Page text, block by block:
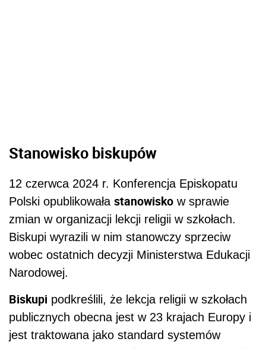
Stanowisko biskupów
12 czerwca 2024 r. Konferencja Episkopatu
Polski opublikowała stanowisko w sprawie
zmian w organizacji lekcji religii w szkołach.
Biskupi wyrazili w nim stanowczy sprzeciw
wobec ostatnich decyzji Ministerstwa Edukacji
Narodowej.
Biskupi podkreślili, że lekcja religii w szkołach
publicznych obecna jest w 23 krajach Europy i
jest traktowana jako standard systemów